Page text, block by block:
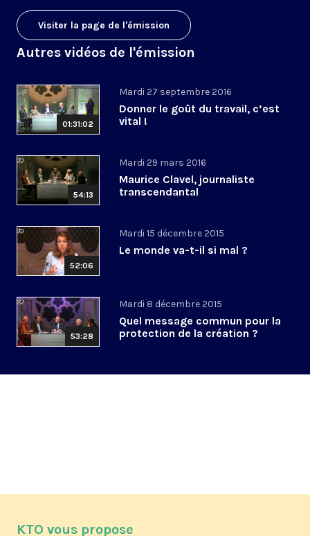
Visiter la page de l'émission
Autres vidéos de l'émission
01:31:02
Mardi 27 septembre 2016
Donner le goût du travail, c’est
vital !
54:13
Mardi 29 mars 2016
Maurice Clavel, journaliste
transcendantal
52:06
Mardi 15 décembre 2015
Le monde va-t-il si mal ?
53:28
Mardi 8 décembre 2015
Quel message commun pour la
protection de la création ?
KTO vous propose